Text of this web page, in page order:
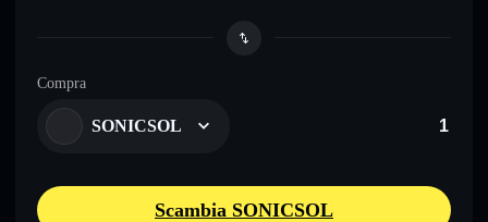
Compra
SONICSOL
Scambia SONICSOL